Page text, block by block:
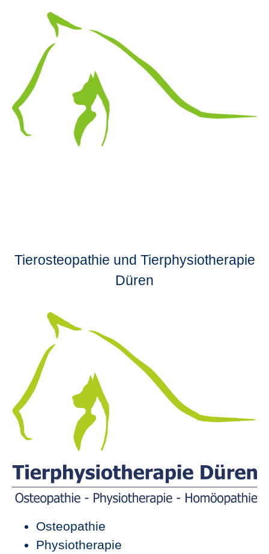
Tierosteopathie und Tierphysiotherapie
Düren
Osteopathie
Physiotherapie